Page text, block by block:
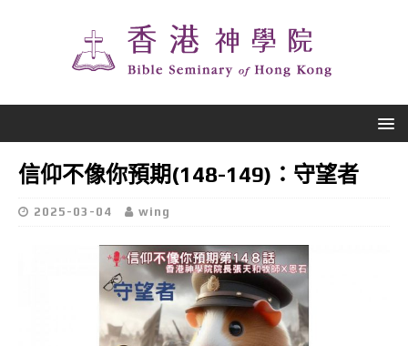
信仰不像你預期(148-149)：守望者
2025-03-04 wing